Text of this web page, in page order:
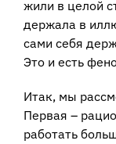
жили в целой
держала в
сами себя
Это и есть
Итак, мы
Первая –
работать